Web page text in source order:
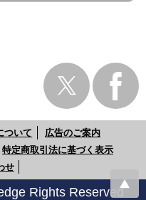
ついて
広告のご案内
特定商取引法に基づく表示
せ
Rights Reserved